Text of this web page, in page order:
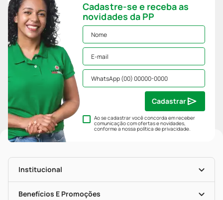
Cadastre-se e receba as
novidades da PP
Ao se cadastrar você concorda em receber
comunicação com ofertas e novidades,
conforme a nossapolítica de privacidade.
Cadastrar
Institucional
Nossas Lojas
Benefícios E Promoções